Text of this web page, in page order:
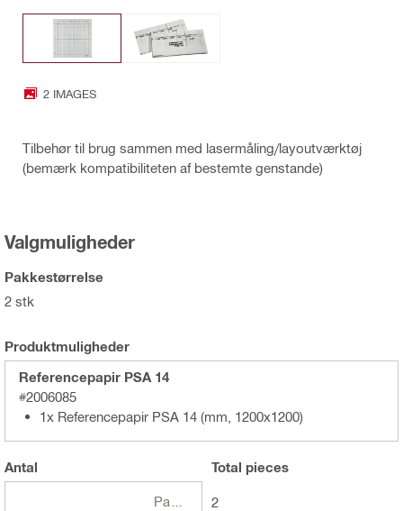
2 IMAGES
Tilbehør til brug sammen med lasermåling/layoutværktøj
(bemærk kompatibiliteten af bestemte genstande)
Valgmuligheder
Pakkestørrelse
2 stk
Produktmuligheder
Referencepapir PSA 14
#2006085
1x Referencepapir PSA 14 (mm, 1200x1200)
Antal Total pieces
2